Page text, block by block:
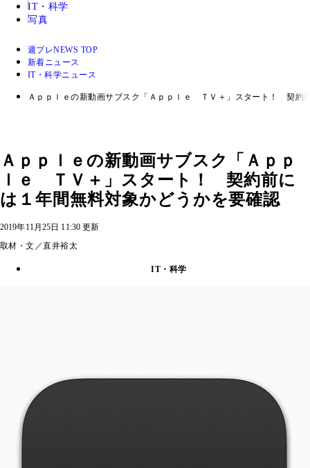
IT・科学
写真
週プレNEWS TOP
新着ニュース
IT・科学ニュース
Ａｐｐｌｅの新動画サブスク「Ａｐｐｌｅ ＴＶ＋」スタート！ 契
Ａｐｐｌｅの新動画サブスク「Ａｐｐ
ｌｅ ＴＶ＋」スタート！ 契約前に
は１年間無料対象かどうかを要確認
2019年11月25日 11:30 更新
取材・文／直井裕太
IT・科学